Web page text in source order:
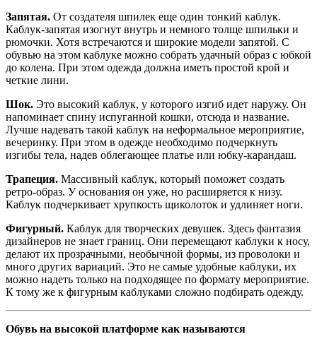
Запятая. От создателя шпилек еще один тонкий каблук.
Каблук-запятая изогнут внутрь и немного толще шпильки и
рюмочки. Хотя встречаются и широкие модели запятой. С
обувью на этом каблуке можно собрать удачный образ с юбкой
до колена. При этом одежда должна иметь простой крой и
четкие лини.
Шок. Это высокий каблук, у которого изгиб идет наружу. Он
напоминает спину испуганной кошки, отсюда и название.
Лучше надевать такой каблук на неформальное мероприятие,
вечеринку. При этом в одежде необходимо подчеркнуть
изгибы тела, надев облегающее платье или юбку-карандаш.
Трапеция. Массивный каблук, который поможет создать
ретро-образ. У основания он уже, но расширяется к низу.
Каблук подчеркивает хрупкость щиколоток и удлиняет ноги.
Фигурный. Каблук для творческих девушек. Здесь фантазия
дизайнеров не знает границ. Они перемещают каблуки к носу,
делают их прозрачными, необычной формы, из проволоки и
много других вариаций. Это не самые удобные каблуки, их
можно надеть только на подходящее по формату мероприятие.
К тому же к фигурным каблуками сложно подбирать одежду.
Обувь на высокой платформе как называются